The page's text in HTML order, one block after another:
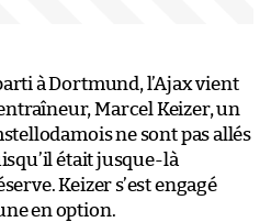
à Dortmund, l’Ajax vient
Marcel Keizer, un
ne sont pas allés
était jusque-là
Keizer s’est engagé
en option.